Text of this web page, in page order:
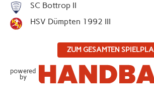
SC Bottrop II
HSV Dümpten 1992 III
ZUM GESAMTEN
powered
by